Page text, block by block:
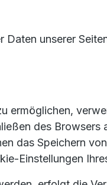
unserer
ermöglichen,
des
das Speichern
Einstellungen